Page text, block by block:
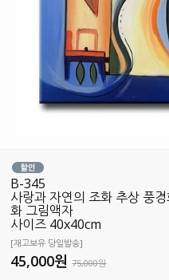
B-345
사랑과 자연의 조화 추상 풍
화 그림액자
사이즈 40x40cm
[재고보유 당일발송]
45,000원75,000원